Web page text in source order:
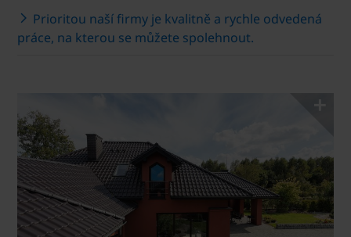
Prioritou naší firmy je kvalitně a rychle odvedená
práce, na kterou se můžete spolehnout.